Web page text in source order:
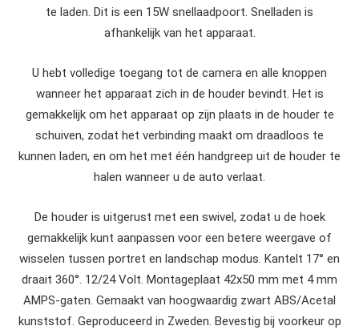
te laden. Dit is een 15W snellaadpoort. Snelladen is
afhankelijk van het apparaat.
U hebt volledige toegang tot de camera en alle knoppen
wanneer het apparaat zich in de houder bevindt. Het is
gemakkelijk om het apparaat op zijn plaats in de houder te
schuiven, zodat het verbinding maakt om draadloos te
kunnen laden, en om het met één handgreep uit de houder te
halen wanneer u de auto verlaat.
De houder is uitgerust met een swivel, zodat u de hoek
gemakkelijk kunt aanpassen voor een betere weergave of
wisselen tussen portret en landschap modus. Kantelt 17° en
draait 360°. 12/24 Volt. Montageplaat 42x50 mm met 4 mm
AMPS-gaten. Gemaakt van hoogwaardig zwart ABS/Acetal
kunststof. Geproduceerd in Zweden. Bevestig bij voorkeur op